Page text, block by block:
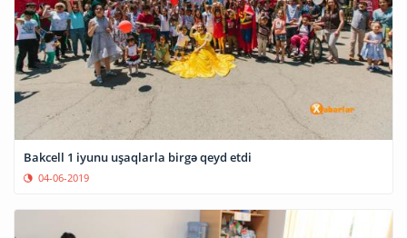
Bakcell 1 iyunu uşaqlarla birgə qeyd etdi
04-06-2019